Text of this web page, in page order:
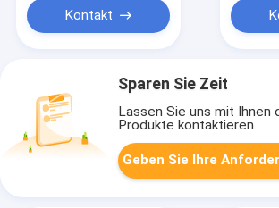
Kontakt
Sparen Sie Zeit
Lassen Sie uns mit Ihnen
Produkte kontaktieren.
Geben Sie Ihre